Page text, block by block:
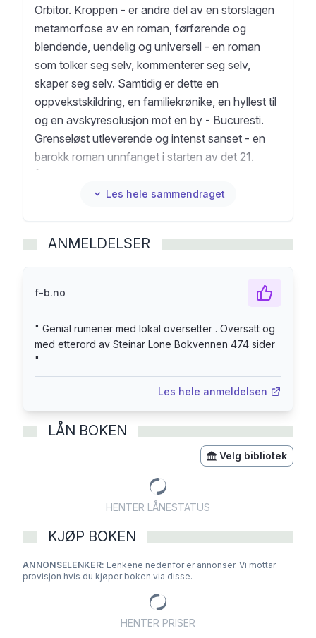
Orbitor. Kroppen - er andre del av en storslagen
metamorfose av en roman, førførende og
blendende, uendelig og universell - en roman
som tolker seg selv, kommenterer seg selv,
skaper seg selv. Samtidig er dette en
oppvekstskildring, en familiekrønike, en hyllest til
og en avskyresolusjon mot en by - Bucuresti.
Grenseløst utleverende og intenst sanset - en
barokk roman unnfanget i starten av det 21.
både Joyce, Kafka, Proust og Borges. Orbitor.
har utgitt en rekke romaner, dikt- og
av bøkene hans som kommer på norsk. Tidligere
Nostalgien (Bokvennen 2001), Orbitor. Venstre
vinge (Bokvennen 2008) og essay-samlingen
Europa er formet som hjernen min (Gasspedal
2008).
Les hele sammendraget
ANMELDELSER
f-b.no
" Genial rumener med lokal oversetter . Oversatt og
med etterord av Steinar Lone Bokvennen 474 sider
"
Les hele anmeldelsen
LÅN BOKEN
Velg bibliotek
HENTER LÅNESTATUS
KJØP BOKEN
ANNONSELENKER: Lenkene nedenfor er annonser. Vi mottar
provisjon hvis du kjøper boken via disse.
HENTER PRISER